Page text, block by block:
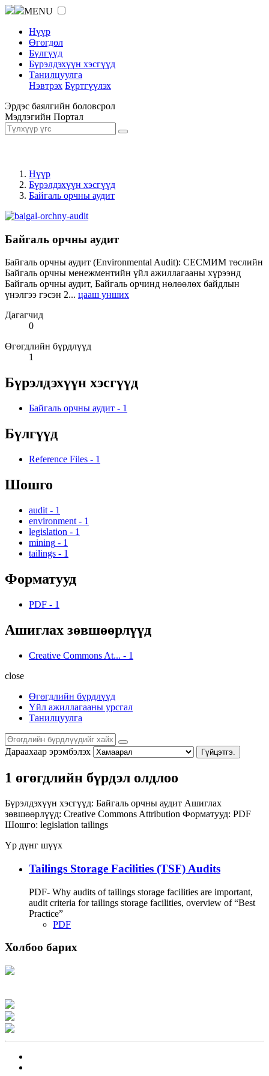
MENU
Нүүр
Өгөгдөл
Бүлгүүд
Бүрэлдэхүүн хэсгүүд
Танилцуулга
Нэвтрэх Бүртгүүлэх
Эрдэс баялгийн боловсрол
Мэдлэгийн Портал
Нүүр
Бүрэлдэхүүн хэсгүүд
Байгаль орчны аудит
Байгаль орчны аудит
Байгаль орчны аудит (Environmental Audit): СЕСМИМ төслийн
Байгаль орчны менежментийн үйл ажиллагааны хүрээнд
Байгаль орчны аудит, Байгаль орчинд нөлөөлөх байдлын
үнэлгээ гэсэн 2... цааш унших
Дагагчид
0
Өгөгдлийн бүрдлүүд
1
Бүрэлдэхүүн хэсгүүд
Байгаль орчны аудит - 1
Бүлгүүд
Reference Files - 1
Шошго
audit - 1
environment - 1
legislation - 1
mining - 1
tailings - 1
Форматууд
PDF - 1
Ашиглах зөвшөөрлүүд
Creative Commons At... - 1
close
Өгөгдлийн бүрдлүүд
Үйл ажиллагааны урсгал
Танилцуулга
Дараахаар эрэмбэлэх Гүйцэтгэ.
1 өгөгдлийн бүрдэл олдлоо
Бүрэлдэхүүн хэсгүүд: Байгаль орчны аудит Ашиглах
зөвшөөрлүүд: Creative Commons Attribution Форматууд: PDF
Шошго: legislation tailings
Үр дүнг шүүх
Tailings Storage Facilities (TSF) Audits
PDF- Why audits of tailings storage facilities are important,
audit criteria for tailings storage facilities, overview of “Best
Practice”
PDF
Холбоо барих